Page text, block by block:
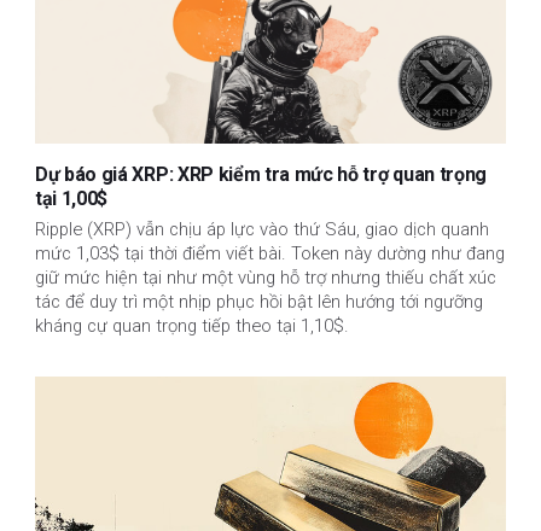
Dự báo giá XRP: XRP kiểm tra mức hỗ trợ quan trọng
tại 1,00$
Ripple (XRP) vẫn chịu áp lực vào thứ Sáu, giao dịch quanh
mức 1,03$ tại thời điểm viết bài. Token này dường như đang
giữ mức hiện tại như một vùng hỗ trợ nhưng thiếu chất xúc
tác để duy trì một nhịp phục hồi bật lên hướng tới ngưỡng
kháng cự quan trọng tiếp theo tại 1,10$.